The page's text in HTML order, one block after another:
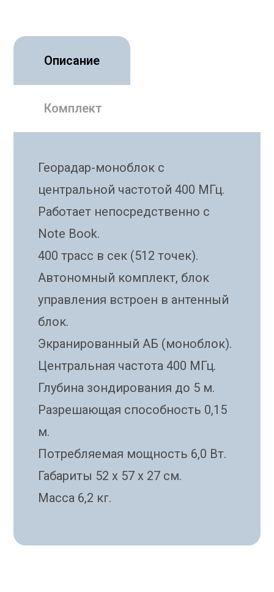
Описание
Комплект
Георадар-моноблок с
центральной частотой 400 МГц.
Работает непосредственно с
Note Book.
400 трасс в сек (512 точек).
Автономный комплект, блок
управления встроен в антенный
блок.
Экранированный АБ (моноблок).
Центральная частота 400 МГц.
Глубина зондирования до 5 м.
Разрешающая способность 0,15
м.
Потребляемая мощность 6,0 Вт.
Габариты 52 х 57 х 27 см.
Масса 6,2 кг.
Отправить резюме